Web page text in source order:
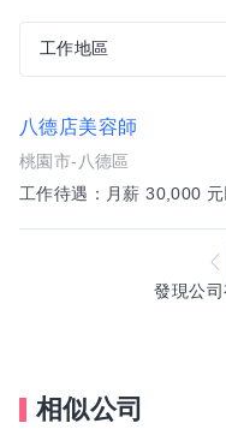
工作地區
八德店美容師
桃園市-八德區
工作待遇：月薪 30,000 元
發現公
相似公司